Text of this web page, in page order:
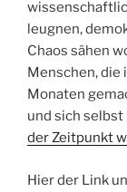
leugnen,
Chaos sähen
Menschen, die
Monaten
und sich
der Zeitpunkt
Hier der Link